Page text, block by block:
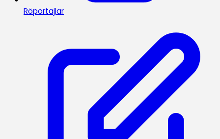
Röportajlar